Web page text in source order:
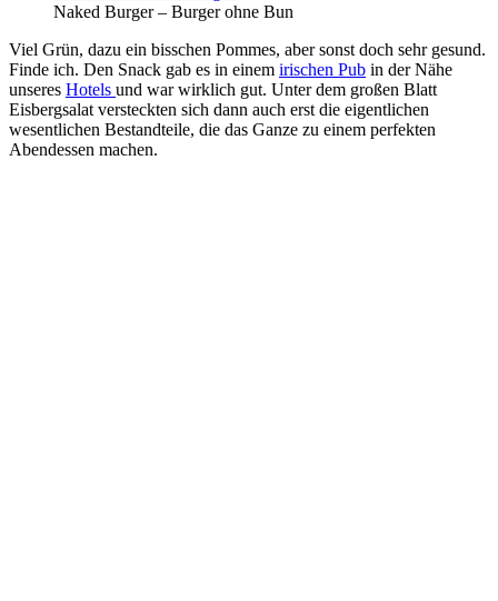
Naked Burger – Burger ohne Bun
Viel Grün, dazu ein bisschen Pommes, aber sonst doch sehr gesund.
Finde ich. Den Snack gab es in einem irischen Pub in der Nähe
unseres Hotels und war wirklich gut. Unter dem großen Blatt
Eisbergsalat versteckten sich dann auch erst die eigentlichen
wesentlichen Bestandteile, die das Ganze zu einem perfekten
Abendessen machen.